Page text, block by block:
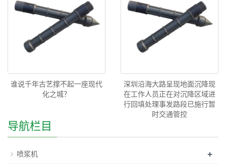
谁说千年古艺撑不起一座现代
化之城？
深圳沿海大路呈现地面沉降现
在工作人员正在对沉降区域进
行回填处理事发路段已施行暂
时交通管控
导航栏目
喷浆机 +